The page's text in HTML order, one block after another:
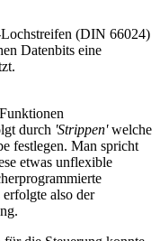
(DIN 66024)
Datenbits eine
durch 'Strippen'welche
festlegen. Man spricht
etwas unflexible
also der